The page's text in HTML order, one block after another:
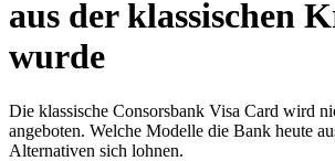
aus der klassischen
wurde
Die klassische Consorsbank Visa Card wird
angeboten. Welche Modelle die Bank heute
Alternativen sich lohnen.